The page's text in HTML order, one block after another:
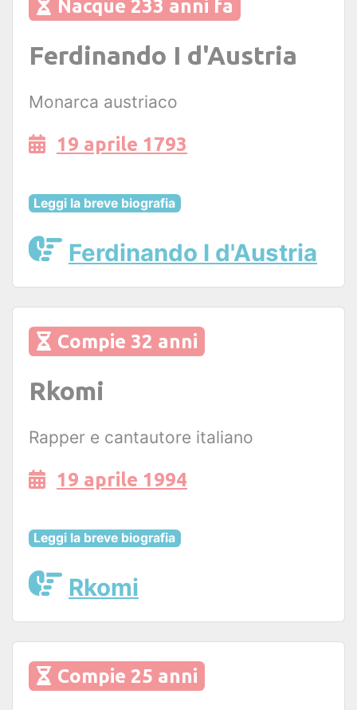
Nacque 233 anni fa
Ferdinando I d'Austria
Monarca austriaco
19 aprile 1793
Leggi la breve biografia
Ferdinando I d'Austria
Compie 32 anni
Rkomi
Rapper e cantautore italiano
19 aprile 1994
Leggi la breve biografia
Rkomi
Compie 25 anni